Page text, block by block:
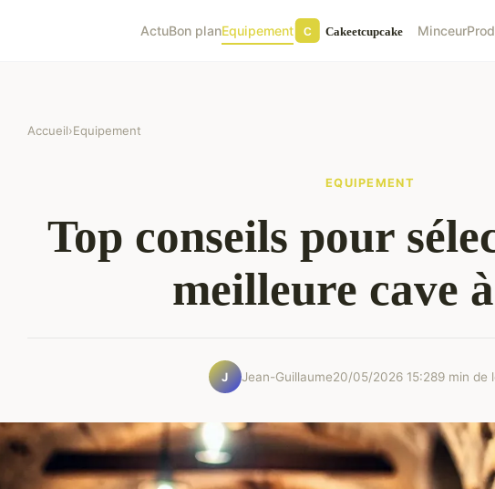
ActuBon planEquipement Minceur
Accueil›Equipement
EQUIPEMENT
Top conseils pour
meilleure cave
J Jean-Guillaume20/05/2026 15:289 min de